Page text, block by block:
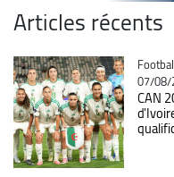
Articles récents
07/
CAN